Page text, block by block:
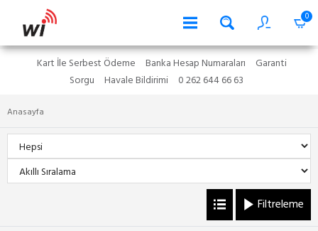
0
Kart İle Serbest Ödeme Banka Hesap Numaraları
Garanti
Sorgu
Havale Bildirimi 0 262 644 66 63
Anasayfa
Filtreleme